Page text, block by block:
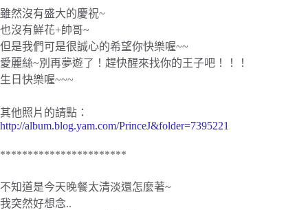
雖然沒有盛大的慶祝~
也沒有鮮花+帥哥~
但是我們可是很誠心的希望你快樂喔~~
愛麗絲~別再夢遊了！趕快醒來找你的王子吧！！！
生日快樂喔~~~
其他照片的請點：
http://album.blog.yam.com/PrinceJ&folder=7395221
***********************
不知道是今天晚餐太清淡還怎麼著~
我突然好想念..